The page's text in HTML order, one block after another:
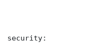
security: